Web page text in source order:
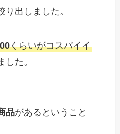
出しました。
くらいがコスパイイ
た。
品があるということ